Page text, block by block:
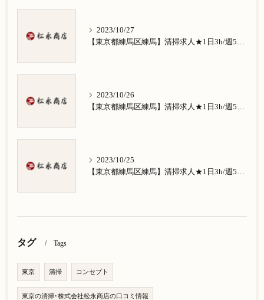
2023/10/27
【東京都練馬区練馬】清掃求人★1日3h/週5日/祝日お休み★谷原在住の方歓迎
2023/10/26
【東京都練馬区練馬】清掃求人★1日3h/週5日/祝日お休み★南田中在住の方歓迎
2023/10/25
【東京都練馬区練馬】清掃求人★1日3h/週5日/祝日お休み★南大泉在住の方歓迎
タグ Tags
東京 清掃 コンセプト
東京の清掃･株式会社松永商店の口コミ情報